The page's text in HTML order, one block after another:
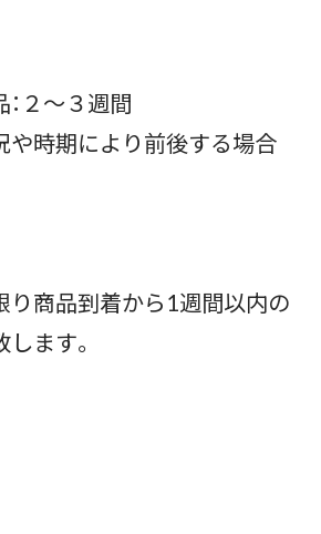
２～３週間
や時期により前後する場合
り商品到着から1週間以内の
ます。